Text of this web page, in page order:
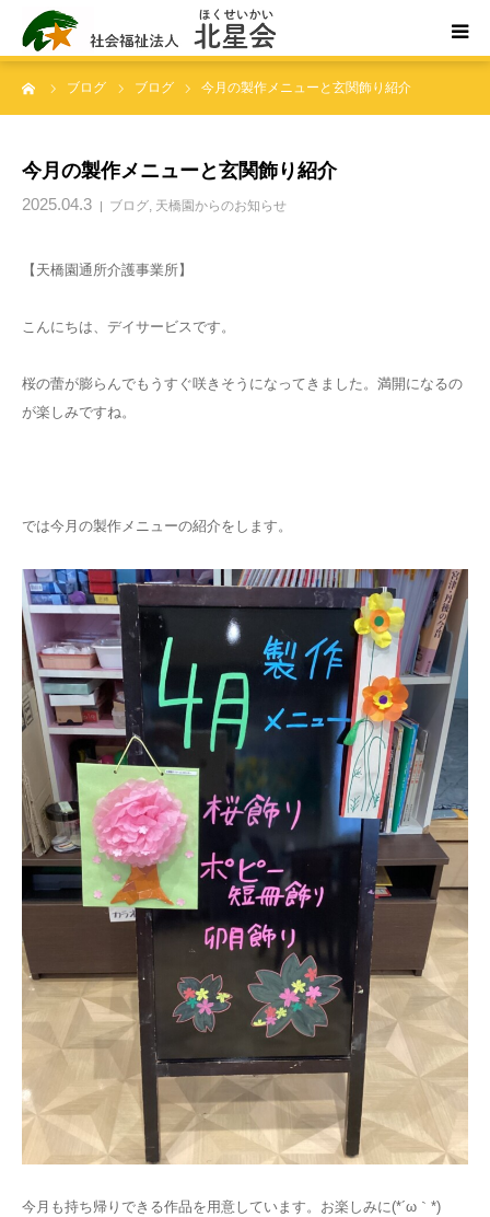
ブログ ブログ 今月の製作メニューと玄関飾り紹介
今月の製作メニューと玄関飾り紹介
2025.04.3 ブログ, 天橋園からのお知らせ
【天橋園通所介護事業所】
こんにちは、デイサービスです。
桜の蕾が膨らんでもうすぐ咲きそうになってきました。満開になるの
が楽しみですね。
では今月の製作メニューの紹介をします。
今月も持ち帰りできる作品を用意しています。お楽しみに(*´ω｀*)
ホーム
事業所案内・ご利用案内
お問い合わせ